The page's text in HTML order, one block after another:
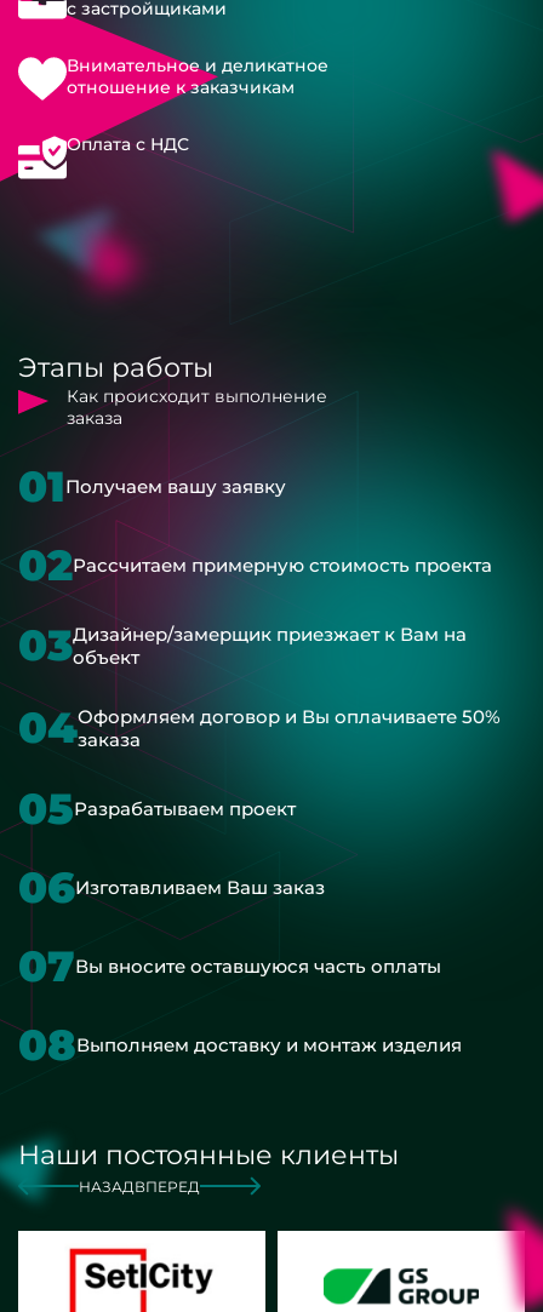
с застройщиками
Внимательное и деликатное
отношение к заказчикам
Оплата с НДС
Этапы работы
Как происходит выполнение
заказа
01Получаем вашу заявку
02Рассчитаем примерную стоимость проекта
03Дизайнер/замерщик приезжает к Вам на
объект
04Оформляем договор и Вы оплачиваете 50%
заказа
05Разрабатываем проект
06Изготавливаем Ваш заказ
07Вы вносите оставшуюся часть оплаты
08Выполняем доставку и монтаж изделия
Наши постоянные клиенты
НАЗАД ВПЕРЕД